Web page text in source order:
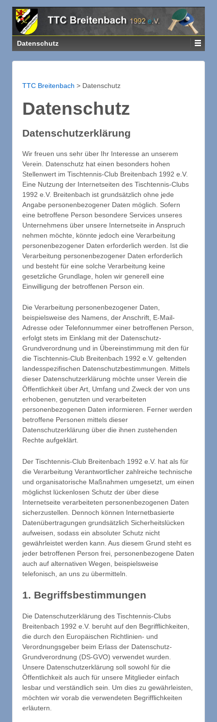
Datenschutz
TTC Breitenbach > Datenschutz
Datenschutz
Datenschutzerklärung
Wir freuen uns sehr über Ihr Interesse an unserem
Verein. Datenschutz hat einen besonders hohen
Stellenwert im Tischtennis-Club Breitenbach 1992 e.V.
Eine Nutzung der Internetseiten des Tischtennis-Clubs
1992 e.V. Breitenbach ist grundsätzlich ohne jede
Angabe personenbezogener Daten möglich. Sofern
eine betroffene Person besondere Services unseres
Unternehmens über unsere Internetseite in Anspruch
nehmen möchte, könnte jedoch eine Verarbeitung
personenbezogener Daten erforderlich werden. Ist die
Verarbeitung personenbezogener Daten erforderlich
und besteht für eine solche Verarbeitung keine
gesetzliche Grundlage, holen wir generell eine
Einwilligung der betroffenen Person ein.
Die Verarbeitung personenbezogener Daten,
beispielsweise des Namens, der Anschrift, E-Mail-
Adresse oder Telefonnummer einer betroffenen Person,
erfolgt stets im Einklang mit der Datenschutz-
Grundverordnung und in Übereinstimmung mit den für
die Tischtennis-Club Breitenbach 1992 e.V. geltenden
landesspezifischen Datenschutzbestimmungen. Mittels
dieser Datenschutzerklärung möchte unser Verein die
Öffentlichkeit über Art, Umfang und Zweck der von uns
erhobenen, genutzten und verarbeiteten
personenbezogenen Daten informieren. Ferner werden
betroffene Personen mittels dieser
Datenschutzerklärung über die ihnen zustehenden
Rechte aufgeklärt.
Der Tischtennis-Club Breitenbach 1992 e.V. hat als für
die Verarbeitung Verantwortlicher zahlreiche technische
und organisatorische Maßnahmen umgesetzt, um einen
möglichst lückenlosen Schutz der über diese
Internetseite verarbeiteten personenbezogenen Daten
sicherzustellen. Dennoch können Internetbasierte
Datenübertragungen grundsätzlich Sicherheitslücken
aufweisen, sodass ein absoluter Schutz nicht
gewährleistet werden kann. Aus diesem Grund steht es
jeder betroffenen Person frei, personenbezogene Daten
auch auf alternativen Wegen, beispielsweise
telefonisch, an uns zu übermitteln.
1. Begriffsbestimmungen
Die Datenschutzerklärung des Tischtennis-Clubs
Breitenbach 1992 e.V. beruht auf den Begrifflichkeiten,
die durch den Europäischen Richtlinien- und
Verordnungsgeber beim Erlass der Datenschutz-
Grundverordnung (DS-GVO) verwendet wurden.
Unsere Datenschutzerklärung soll sowohl für die
Öffentlichkeit als auch für unsere Mitglieder einfach
lesbar und verständlich sein. Um dies zu gewährleisten,
möchten wir vorab die verwendeten Begrifflichkeiten
erläutern.